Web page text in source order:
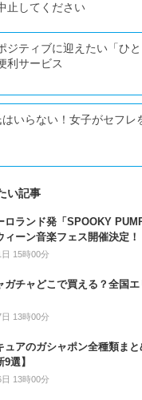
止してください
ジティブに迎えたい「ひ
利サービス
はいらない！女子がセフレ
い記事
ロランド発「SPOOKY
ィーン音楽フェス開催決定！
15時00分
ガチャどこで買える？全国
13時00分
ュアのガシャポン全種類ま
選】
13時00分